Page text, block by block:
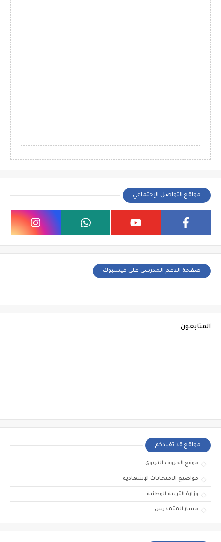
مواقع التواصل الإجتماعي
صفحة الدعم المدرسي على فيسبوك
المتابعون
مواقع قد تفيدكم
موقع الحروف التربوي
مواضيع الامتحانات الإشهادية
وزارة التربية الوطنية
مسار المتمدرس